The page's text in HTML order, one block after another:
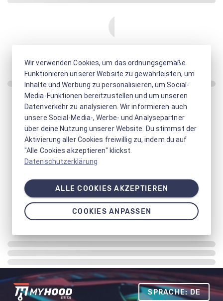
SPRACHE: DE
Wir verwenden Cookies, um das ordnungsgemäße
Funktionieren unserer Website zu gewährleisten, um
Inhalte und Werbung zu personalisieren, um Social-
Media-Funktionen bereitzustellen und um unseren
Datenverkehr zu analysieren. Wir informieren auch
unsere Social-Media-, Werbe- und Analysepartner
über deine Nutzung unserer Website. Du stimmst der
Aktivierung aller Cookies freiwillig zu, indem du auf
"Alle Cookies akzeptieren" klickst.
Datenschutzerklärung
ALLE COOKIES AKZEPTIEREN
COOKIES ANPASSEN